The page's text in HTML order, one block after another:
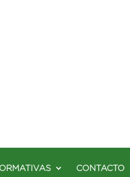
CONTACTO